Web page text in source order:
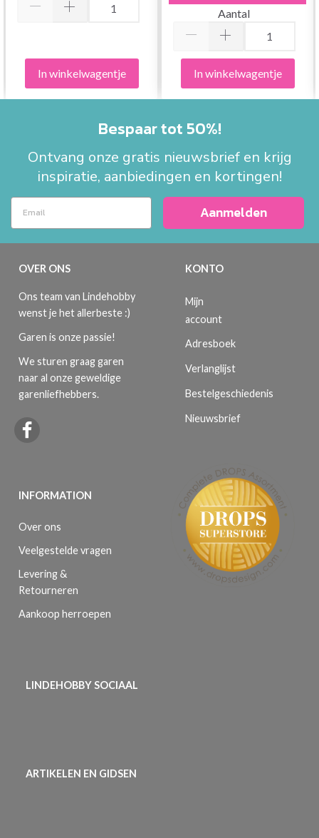
In winkelwagentje
Aantal
In winkelwagentje
Bespaar tot 50%!
Ontvang onze gratis nieuwsbrief en krijg
inspiratie, aanbiedingen en kortingen!
Aanmelden
OVER ONS
Ons team van Lindehobby
wenst je het allerbeste :)
Garen is onze passie!
We sturen graag garen
naar al onze geweldige
garenliefhebbers.
INFORMATION
Over ons
Veelgestelde vragen
Levering &
Retourneren
Aankoop herroepen
KONTO
Mijn
account
Adresboek
Verlanglijst
Bestelgeschiedenis
Nieuwsbrief
LINDEHOBBY SOCIAAL
ARTIKELEN EN GIDSEN